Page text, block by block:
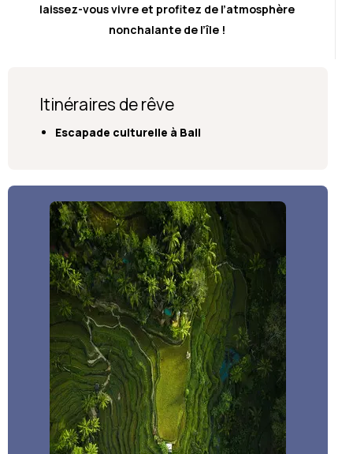
laissez-vous vivre et profitez de l’atmosphère
nonchalante de l’île !
Itinéraires de rêve
Escapade culturelle à Bali